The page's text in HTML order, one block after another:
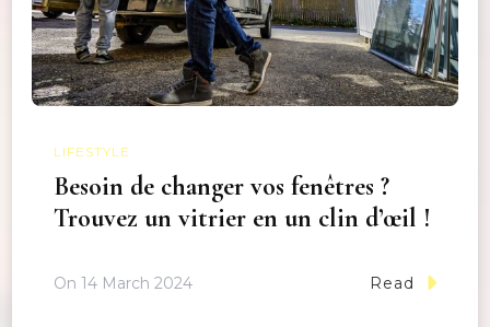
LIFESTYLE
Besoin de changer vos fenêtres ?
Trouvez un vitrier en un clin d’œil !
On 14 March 2024 Read